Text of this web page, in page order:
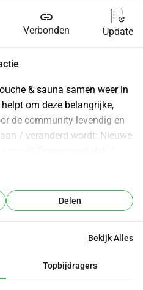
link
Verbonden Update
& sauna samen weer in
om deze belangrijke,
de community levendig en
/ veranderd wordt: Nieuwe
ruimte om te staan en licht
opknappen,
& hout behandelen
maken voor de
strak van buiten, natuurlijk
Delen
Bekijk Alles
Topbijdragers